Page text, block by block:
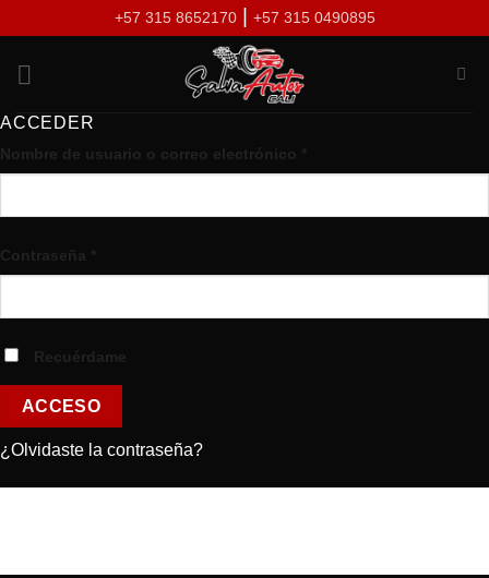
to
content
+57 315 8652170| +57 315 0490895
ACCEDER
Nombre de usuario o correo electrónico *
Contraseña *
Recuérdame
ACCESO
¿Olvidaste la contraseña?